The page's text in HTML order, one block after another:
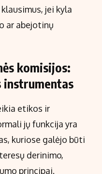
jei kyla
ar abejotinų
komisijos:
instrumentas
etikos ir
jų funkcija yra
kuriose galėjo būti
derinimo,
principai.